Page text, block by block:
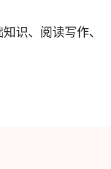
识、阅读写作、